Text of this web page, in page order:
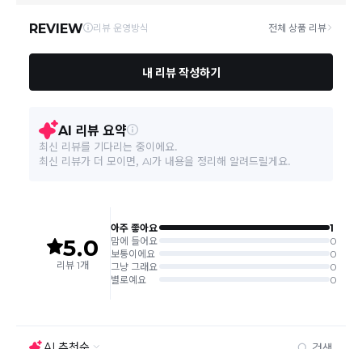
상품하자 이외 사이즈, 색상교환 등 단순 변심에 의한 교
조(청약 철회등)9항에 의거 소비자의 사정에 의한 청약
주문완료 후 재고 부족 등으로 인해 주문 취소 처리가 될
수도 있는 점 양해 부탁드립니다.
주문상태가 상품준비중인 경우 취소신청이 불가능합니
반품/교환은 미사용 제품에 한해 배송완료 후 7일 이내입
니다.
임의반품은 불가하오니 반드시 고객센터나 ＂마이바바
> 주문취소/교환/반품 신청"을 통해서 신청접수를 하시
기 바랍니다.